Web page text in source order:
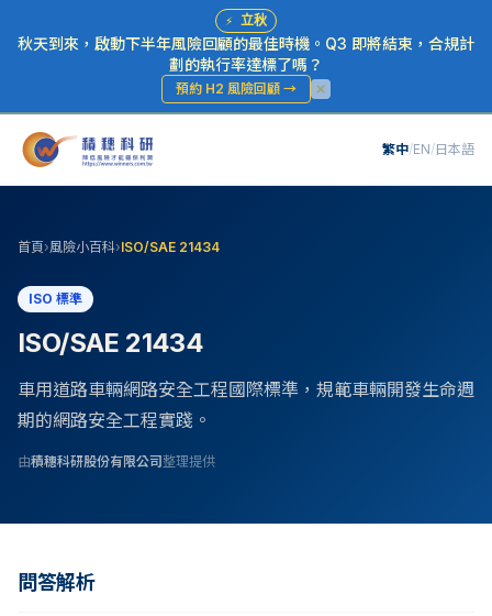
⚡ 立秋
秋天到來，啟動下半年風險回顧的最佳時機。Q3 即將結束，合規計
劃的執行率達標了嗎？
預約 H2 風險回顧 →
繁中/EN/日本語
首頁›風險小百科›ISO/SAE 21434
ISO 標準
ISO/SAE 21434
車用道路車輛網路安全工程國際標準，規範車輛開發生命週
期的網路安全工程實踐。
由積穗科研股份有限公司整理提供
問答解析